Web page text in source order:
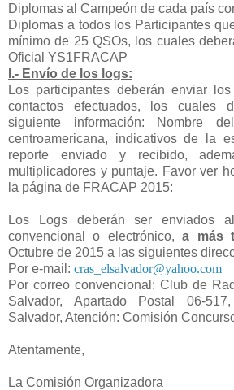
Diplomas al Campeón de cada país
Diplomas a todos los Participantes
mínimo de 25 QSOs, los cuales
Oficial YS1FRACAP
I.- Envío de los logs:
Los participantes deberán enviar
contactos efectuados, los cuales
siguiente información: Nombre
centroamericana, indicativos de la
reporte enviado y recibido,
multiplicadores y puntaje. Favor ver
la página de FRACAP 2015:
Los Logs deberán ser enviados
convencional o electrónico,a más
Octubre de 2015 a las siguientes
Por e-mail: cras_elsalvador@yahoo.com
Por correo convencional: Club de
Salvador, Apartado Postal 06-
Salvador, Atención: Comisión
Atentamente,
La Comisión Organizadora